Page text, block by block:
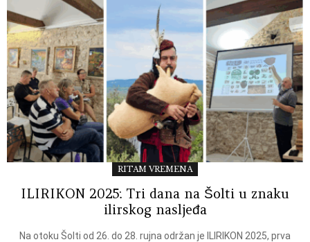
RITAM VREMENA
ILIRIKON 2025: Tri dana na Šolti u znaku
ilirskog nasljeđa
Na otoku Šolti od 26. do 28. rujna održan je ILIRIKON 2025, prva